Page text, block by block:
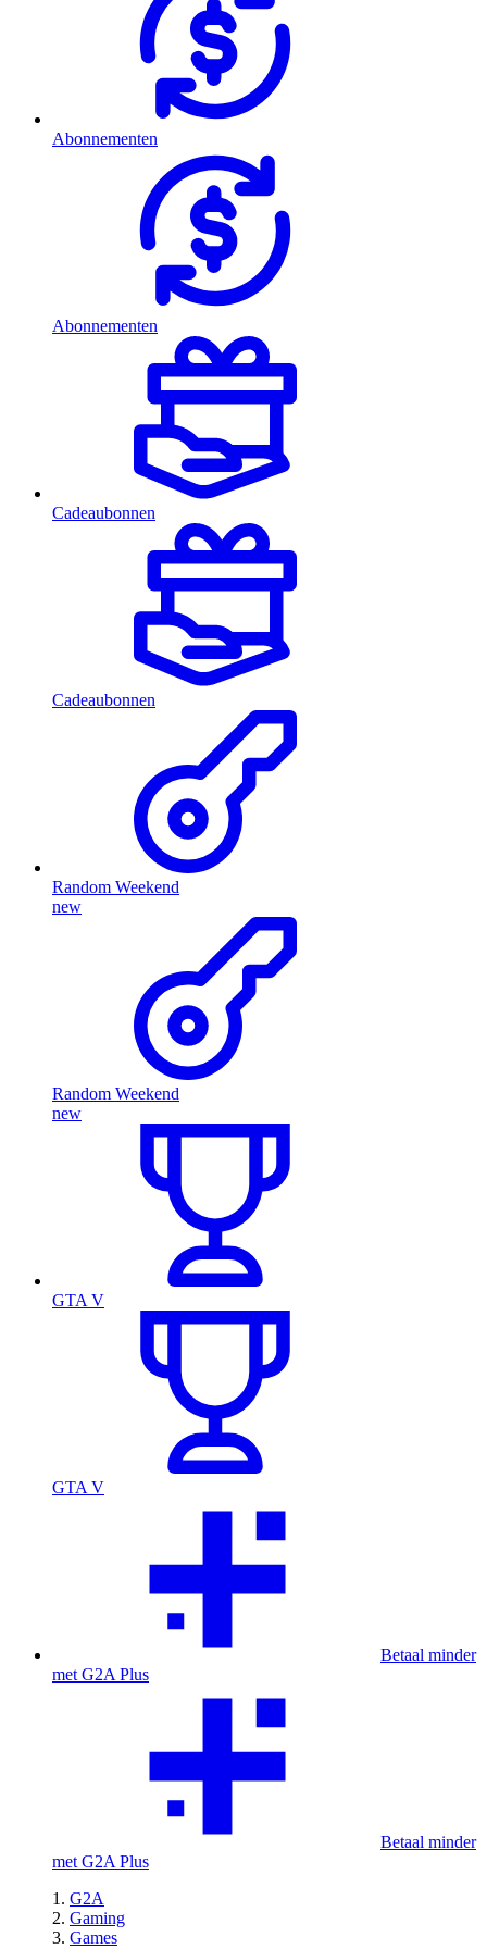
Abonnementen
Abonnementen
Cadeaubonnen
Cadeaubonnen
Random Weekend
new
Random Weekend
new
GTA V
GTA V
Betaal minder
met G2A Plus
Betaal minder
met G2A Plus
G2A
Gaming
Games